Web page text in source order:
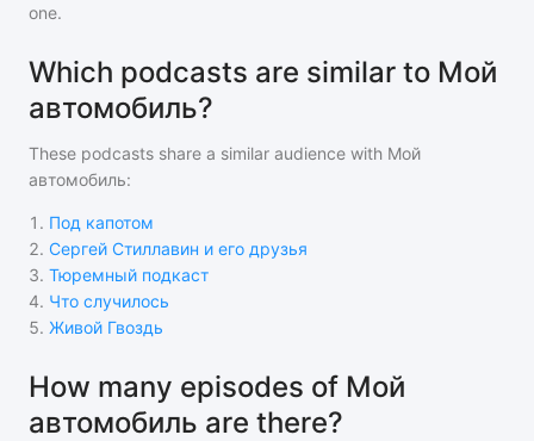
one.
Which podcasts are similar to Мой
автомобиль?
These podcasts share a similar audience with Мой
автомобиль:
1 . Под капотом
2. Сергей Стиллавин и его друзья
3. Тюремный подкаст
4. Что случилось
5. Живой Гвоздь
How many episodes of Мой
автомобиль are there?